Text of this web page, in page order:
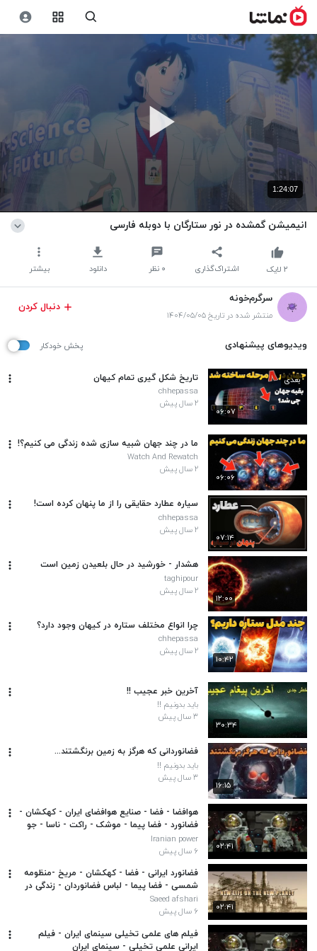
1:24:07
انیمیشن گمشده در نور ستارگان با دوبله فارسی
اشتراک‌گذاری ۰ نظر دانلود بیشتر ۲ لایک
سرگرم‌خونه
منتشر شده در تاریخ ۱۴۰۴/۰۵/۰۵
دنبال کردن
ویدیوهای پیشنهادی پخش خودکار
۰۶:۰۷
بعدی تاریخ شکل گیری تمام کیهان
chhepassa
۲ سال پیش
۰۶:۰۶
ما در چند جهان شبیه سازی شده زندگی می کنیم؟!
Watch And Rewatch
۲ سال پیش
۰۷:۱۴
سیاره عطارد حقایقی را از ما پنهان کرده است!
chhepassa
۲ سال پیش
۱۲:۰۰
هشدار - خورشید در حال بلعیدن زمین است
taghipour
۲ سال پیش
۱۰:۴۲
چرا انواع مختلف ستاره در کیهان وجود دارد؟
chhepassa
۲ سال پیش
۳۰:۳۴
آخرین خبر عجیب !!
باید بدونیم !!
۳ سال پیش
۱۶:۱۵
فضانوردانی که هرگز به زمین برنگشتند...
باید بدونیم !!
۳ سال پیش
۰۲:۴۱
هوافضا - فضا - صنایع هوافضای ایران - کهکشان -
فضانورد - فضا پیما - موشک - راکت - ناسا - جو
زمین - سازمان هوافضا ایران - مریخ
Iranian power
۶ سال پیش
۰۲:۴۱
فضانورد ایرانی - فضا - کهکشان - مریخ -منظومه
شمسی - فضا پیما - لباس فضانوردان - زندگی در
فضا - سیارات - سیاه چاله - شهاب سنگ
Saeed afshari
۶ سال پیش
فیلم های علمی تخیلی سینمای ایران - فیلم
ایرانی علمی تخیلی - سینمای ایران